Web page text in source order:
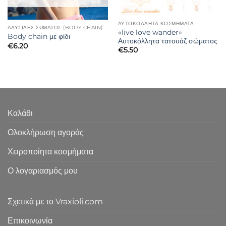
ΑΛΥΣΊΔΕΣ ΣΏΜΑΤΟΣ (BODY CHAIN)
Body chain με φίδι
€6.20
ΑΥΤΟΚΟΛΛΗΤΑ ΚΟΣΜΗΜΑΤΑ
«live love wander»
Αυτοκόλλητα τατουάζ σώματος
€5.50
Καλάθι
Ολοκλήρωση αγοράς
Χειροποίητα κοσμήματα
Ο λογαριασμός μου
Σχετικά με το Vraxioli.com
Επικοινωνία